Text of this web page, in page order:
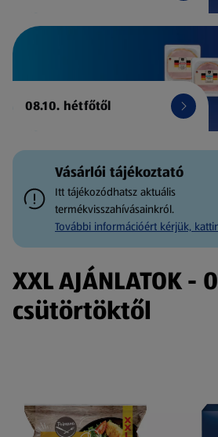
08.10. hétfőtől
Vásárlói tájékoztató
Itt tájékozódhatsz aktuális
termékvisszahívásainkról.
További információért kérjük,
XXL AJÁNLATOK -
csütörtöktől